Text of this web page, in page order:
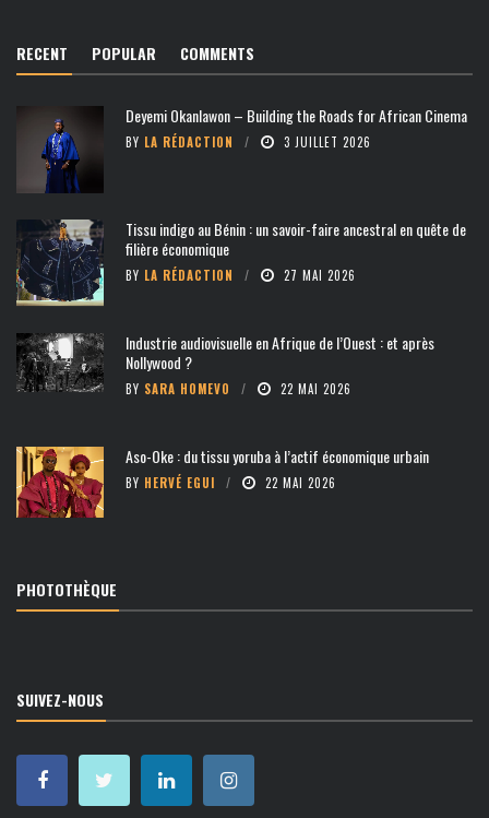
RECENT POPULAR COMMENTS
Deyemi Okanlawon – Building the Roads for African Cinema
BY LA RÉDACTION 3 JUILLET 2026
Tissu indigo au Bénin : un savoir-faire ancestral en quête de
filière économique
BY LA RÉDACTION 27 MAI 2026
Industrie audiovisuelle en Afrique de l’Ouest : et après
Nollywood ?
BY SARA HOMEVO 22 MAI 2026
Aso-Oke : du tissu yoruba à l’actif économique urbain
BY HERVÉ EGUI 22 MAI 2026
PHOTOTHÈQUE
SUIVEZ-NOUS